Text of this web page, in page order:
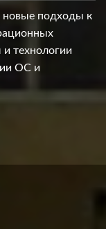
новые подходы к
технологии
ОС и